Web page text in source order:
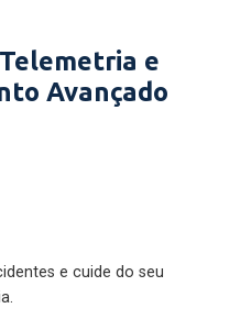
e
Avançado
e cuide do seu